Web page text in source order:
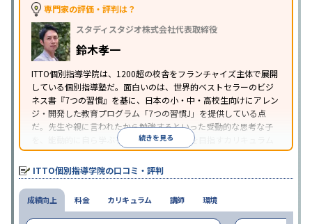
専門家の評価・評判は？
スタディスタジオ株式会社代表取締役
鈴木孝一
ITTO個別指導学院は、1200超の校舎をフランチャイズ主体で展開
している個別指導塾だ。面白いのは、世界的ベストセラーのビジ
ネス書『7つの習慣』を基に、日本の小・中・高校生向けにアレン
ジ・開発した教育プログラム「7つの習慣J」を提供している点
だ。先生や親に言われたから勉強するといった受動的な思考な子
を、能動的に自ら学ぶ子に育てていくことを目指すカリキュラム
である。個別指導の授業とは別に、集団授業形式の特別講座とし
て別料金で提供されるので、単なる成績アップ以上の、子どもの
心の成長を求める家庭にオススメだ。
続きを見る
ITTO個別指導学院の口コミ・評判
成績向上 料金 カリキュラム 講師 環境